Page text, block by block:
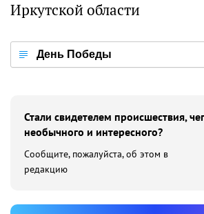
Иркутской области
День Победы
Стали свидетелем происшествия,
необычного и интересного?
Сообщите, пожалуйста, об этом в
редакцию